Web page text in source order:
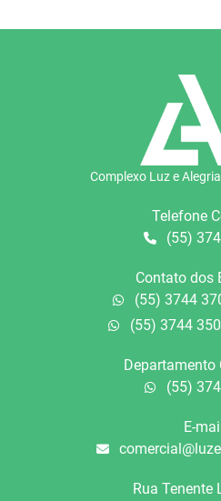
Complexo Luz e
Telefone
(55)
Contato dos
(55) 3744
(55) 3744
Departamento
(55)
E-
Rua Tenente